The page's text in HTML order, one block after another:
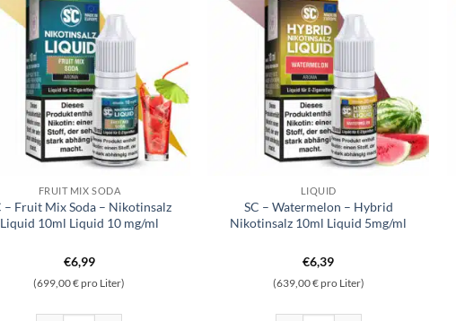
FRUIT MIX SODA
– Fruit Mix Soda – Nikotinsalz
Liquid 10ml Liquid 10 mg/ml
€6,99
(699,00 € pro Liter)
LIQUID
SC – Watermelon – Hybrid
Nikotinsalz 10ml Liquid 5mg/ml
€6,39
(639,00 € pro Liter)